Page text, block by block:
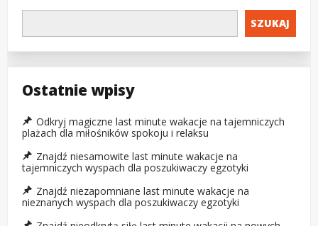
SZUKAJ
Ostatnie wpisy
Odkryj magiczne last minute wakacje na tajemniczych
plażach dla miłośników spokoju i relaksu
Znajdź niesamowite last minute wakacje na
tajemniczych wyspach dla poszukiwaczy egzotyki
Znajdź niezapomniane last minute wakacje na
nieznanych wyspach dla poszukiwaczy egzotyki